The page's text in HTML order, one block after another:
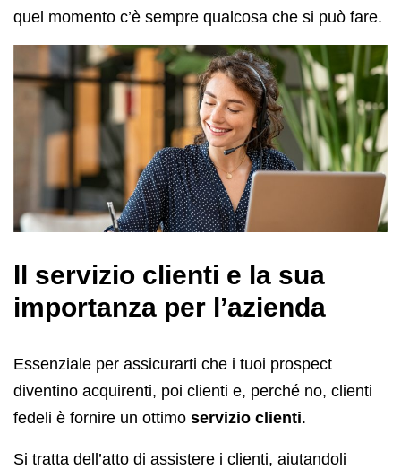
quel momento c’è sempre qualcosa che si può fare.
Il servizio clienti e la sua
importanza per l’azienda
Essenziale per assicurarti che i tuoi prospect
diventino acquirenti, poi clienti e, perché no, clienti
fedeli è fornire un ottimo servizio clienti.
Si tratta dell’atto di assistere i clienti, aiutandoli